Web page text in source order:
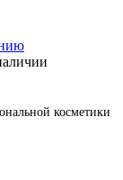
косметики